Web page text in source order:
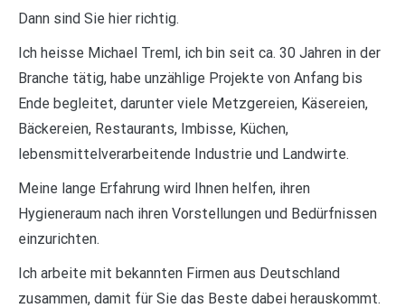
Dann sind Sie hier richtig.
Ich heisse Michael Treml, ich bin seit ca. 30 Jahren in der
Branche tätig, habe unzählige Projekte von Anfang bis
Ende begleitet, darunter viele Metzgereien, Käsereien,
Bäckereien, Restaurants, Imbisse, Küchen,
lebensmittelverarbeitende Industrie und Landwirte.
Meine lange Erfahrung wird Ihnen helfen, ihren
Hygieneraum nach ihren Vorstellungen und Bedürfnissen
einzurichten.
Ich arbeite mit bekannten Firmen aus Deutschland
zusammen, damit für Sie das Beste dabei herauskommt.